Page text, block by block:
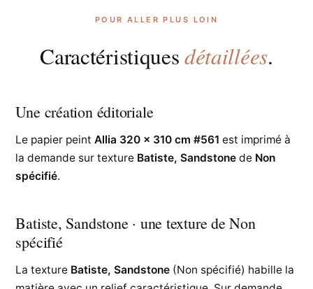
POUR ALLER PLUS LOIN
Caractéristiquesdétaillées.
Une création éditoriale
Le papier peintAllia 320 x 310 cm #561 est imprimé à
la demande sur texture Batiste, Sandstone de Non
spécifié.
Batiste, Sandstone · une texture de Non
spécifié
La texture Batiste, Sandstone (Non spécifié) habille la